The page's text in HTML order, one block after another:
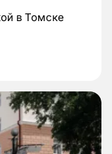
в Томске